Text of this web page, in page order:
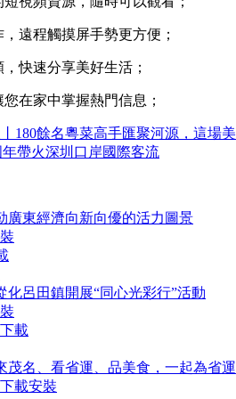
遠程觸摸屏手勢更方便；
快速分享美好生活；
在家中掌握熱門信息；
180餘名粵菜高手匯聚河源，這場
年帶火深圳口岸國際客流
廣東經濟向新向優的活力圖景
化呂田鎮開展“同心光彩行”活動
載
茂名、看省運、品美食，一起為省運
載安裝